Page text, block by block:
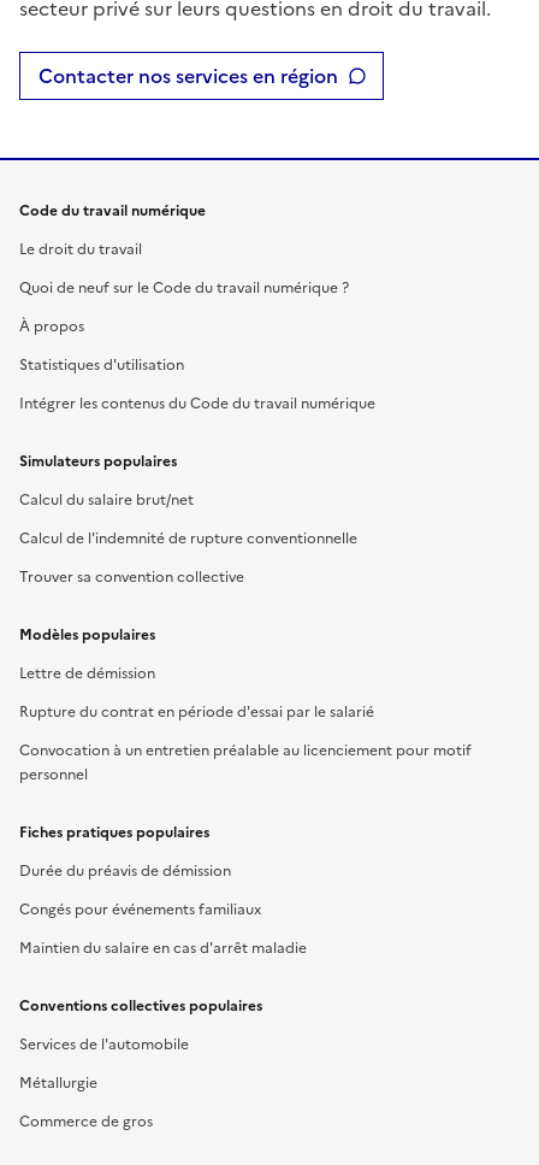
secteur privé sur leurs questions en droit du travail.
Contacter nos services en région
Code du travail numérique
Le droit du travail
Quoi de neuf sur le Code du travail numérique ?
À propos
Statistiques d'utilisation
Intégrer les contenus du Code du travail numérique
Simulateurs populaires
Calcul du salaire brut/net
Calcul de l'indemnité de rupture conventionnelle
Trouver sa convention collective
Modèles populaires
Lettre de démission
Rupture du contrat en période d'essai par le salarié
Convocation à un entretien préalable au licenciement pour motif
personnel
Fiches pratiques populaires
Durée du préavis de démission
Congés pour événements familiaux
Maintien du salaire en cas d'arrêt maladie
Conventions collectives populaires
Services de l'automobile
Métallurgie
Commerce de gros